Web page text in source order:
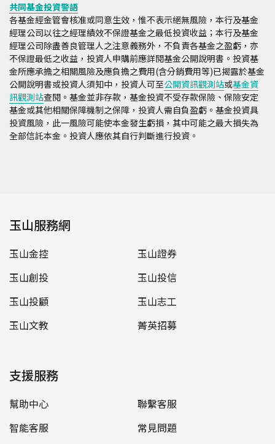
共同基金投資警語
各基金經金管會核准或同意生效，惟不表示絕無風險，本行及基金
經理公司以往之經理績效不保證基金之最低投資收益；本行及基金
經理公司除盡善良管理人之注意義務外，不負責各基金之盈虧，亦
不保證最低之收益，投資人申購前應詳閱基金公開說明書。投資基
金所應承擔之相關風險及應負擔之費用(含分銷費用等)已揭露於基金
公開說明書或投資人須知中，投資人可至公開資訊觀測站或基金資
訊觀測站查閱。基金並非存款，基金投資不受存款保險、保險安定
基金或其他相關保障機制之保障，投資人需自負盈虧。基金投資具
投資風險，此一風險可能使本金發生虧損，其中可能之最大損失為
全部信託本金。投資人應依其自行判斷進行投資。
玉山服務網
玉山金控
玉山證券
玉山創投
玉山投信
玉山投顧
玉山志工
玉山文教
菁英招募
支援服務
幫助中心
聯繫客服
智能客服
常見問題